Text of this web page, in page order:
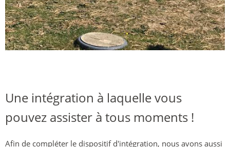
Une intégration à laquelle vous
pouvez assister à tous moments !
Afin de compléter le dispositif d'intégration, nous avons aussi